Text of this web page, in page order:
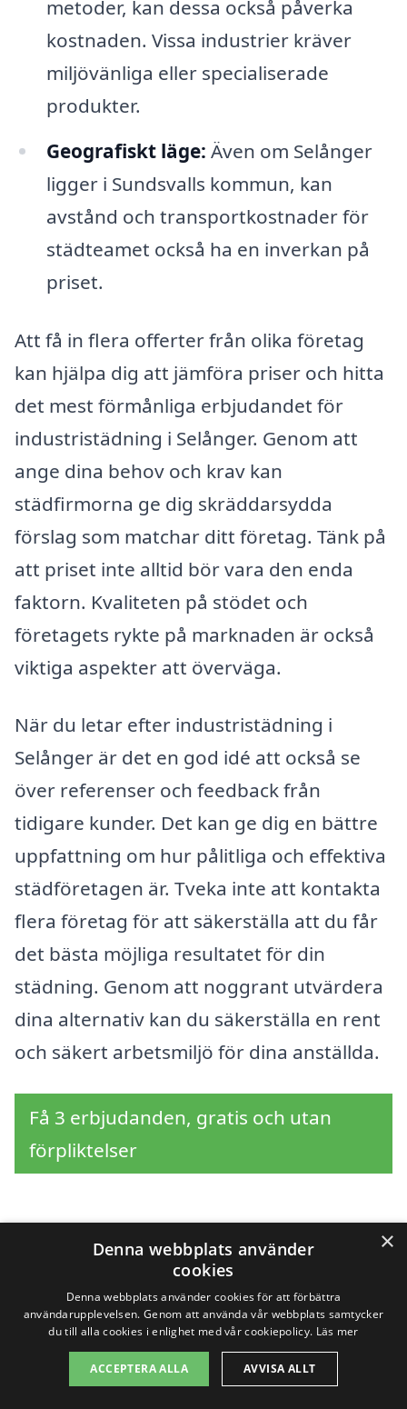
metoder, kan dessa också påverka
kostnaden. Vissa industrier kräver
miljövänliga eller specialiserade
produkter.
Geografiskt läge: Även om Selånger
ligger i Sundsvalls kommun, kan
avstånd och transportkostnader för
städteamet också ha en inverkan på
priset.
Att få in flera offerter från olika företag
kan hjälpa dig att jämföra priser och hitta
det mest förmånliga erbjudandet för
industristädning i Selånger. Genom att
ange dina behov och krav kan
städfirmorna ge dig skräddarsydda
förslag som matchar ditt företag. Tänk på
att priset inte alltid bör vara den enda
faktorn. Kvaliteten på stödet och
företagets rykte på marknaden är också
viktiga aspekter att överväga.
När du letar efter industristädning i
Selånger är det en god idé att också se
över referenser och feedback från
tidigare kunder. Det kan ge dig en bättre
uppfattning om hur pålitliga och effektiva
städföretagen är. Tveka inte att kontakta
flera företag för att säkerställa att du får
det bästa möjliga resultatet för din
städning. Genom att noggrant utvärdera
dina alternativ kan du säkerställa en rent
och säkert arbetsmiljö för dina anställda.
Få 3 erbjudanden, gratis och utan
förpliktelser
Sök efter en
professionell för
industristädning i
andra städer nära
×
Denna webbplats använder
cookies
Denna webbplats använder cookies för att förbättra
användarupplevelsen. Genom att använda vår webbplats samtycker
du till alla cookies i enlighet med vår cookiepolicy. Läs mer
ACCEPTERA ALLA AVVISA ALLT